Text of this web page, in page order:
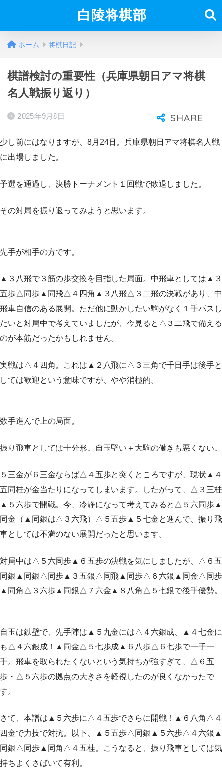
白陵将棋部
ホーム 将棋日記
棋譜検討の重要性（兵庫県朝日アマ将棋
名人戦振り返り）
2025年9月8日
少し前にはなりますが、8月24日。兵庫県朝日アマ将棋名人戦
に出場しました。
予選を通過し、決勝トーナメント１回戦で敗退しました。
その対局を振り返ってみようと思います。
先手が相手の方です。
▲３八飛で３筋の歩交換を目指した局面。中飛車としては▲３
五歩△同歩▲同飛△４四角▲３八飛△３二飛の決戦があり、中
飛車自信のある展開。ただ他に動かしたい駒がなく１手パスし
たいと対局中で考えていましたが、今見ると△３二飛で備える
のが本筋だったかもしれません。
実戦は△４四角。これは▲２八飛に△３三角で千日手は後手と
しては歓迎という意味ですが、やや消極的。
数手進んで上の局面。
振り飛車としては十分形。自玉堅い＋大駒の働きも悪くない。
５三金が６三金ならば△４五歩と突くところですが、現状▲４
五同桂が金当たりになってしまいます。したがって、△３三桂
▲５六歩で開戦。今、冷静になって考えてみると△５六同歩▲
同金（▲同銀は△３六飛）△５五歩▲５七金と進んで、振り飛
車としては不満のない展開だったと思います。
対局中は△５六同歩▲６五歩の決戦を気にしましたが、△６五
同銀▲同銀△同歩▲３五銀△同飛▲同歩△６六銀▲同金△同歩
▲同角△３六歩▲同銀△７六金▲８八角△５七銀で後手優勢。
自玉は鉄壁で、先手陣は▲５九金には△４六銀成、▲４七金に
も△４六銀成！▲同金△５七歩成▲６八歩△６七歩で一手一
手。飛車を取られたくないという気持ちが強すぎて、△６五
歩・△５六歩の拠点の大きさを軽視したのが良くなかったで
す。
さて、本譜は▲５六歩に△４五歩でさらに開戦！▲６八角△４
四金で力技で対抗。以下、▲５五歩△同銀▲５六歩△４六銀▲
同銀△同歩▲同角△４五桂。こうなると、振り飛車としては気
持ちよくさばいて有利。